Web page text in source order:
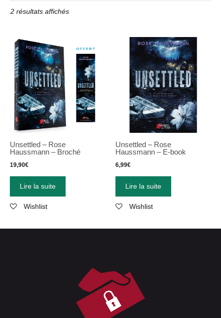
2 résultats affichés
Unsettled – Rose
Haussmann – Broché
19,90€
Lire la suite
Wishlist
Unsettled – Rose
Haussmann – E-book
6,99€
Lire la suite
Wishlist